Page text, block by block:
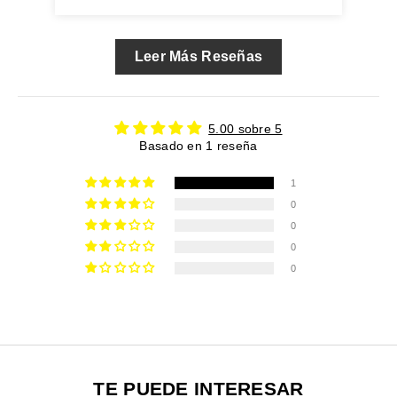
Leer Más Reseñas
5.00 sobre 5
Basado en 1 reseña
1
0
0
0
0
TE PUEDE INTERESAR